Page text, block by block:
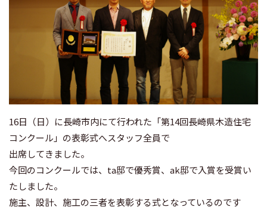
16日（日）に長崎市内にて行われた「第14回長崎県木造住宅
コンクール」の表彰式へスタッフ全員で
出席してきました。
今回のコンクールでは、ta邸で優秀賞、ak邸で入賞を受賞い
たしました。
施主、設計、施工の三者を表彰する式となっているのです